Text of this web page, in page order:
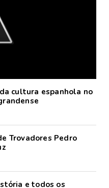
cultura espanhola no
Trovadores Pedro
e todos os